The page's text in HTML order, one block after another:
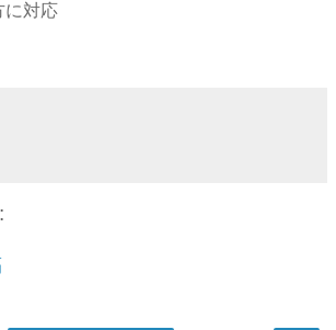
に対応